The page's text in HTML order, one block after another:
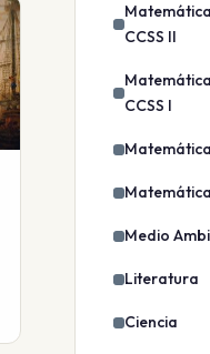
CCSS II
CCSS I
Medio
Literatura
Ciencia